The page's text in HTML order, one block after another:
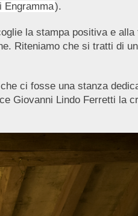
Engramma).
la stampa positiva e
Riteniamo che si tratti di
ci fosse una stanza
Giovanni Lindo Ferretti la